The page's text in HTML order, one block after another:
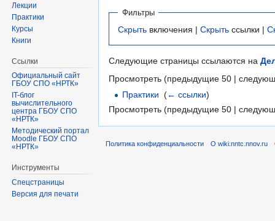
Фильтры
Скрыть включения | Скрыть ссылки |
Следующие страницы ссылаются на
Просмотреть (предыдущие 50 |
Практики ‎(← ссылки)
Просмотреть (предыдущие 50 |
Лекции
Практики
Курсы
Книги
Ссылки
Официальный сайт
ГБОУ СПО «НРТК»
IT-блог
вычислительного
центра ГБОУ СПО
«НРТК»
Методический портал
Moodle ГБОУ СПО
«НРТК»
Инструменты
Спецстраницы
Версия для печати
Политика конфиденциальности О wiki.nntc.nnov.ru